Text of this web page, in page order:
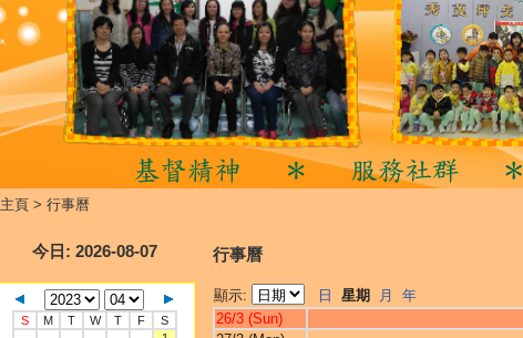
主頁> 行事曆
今日 : 2026-08-07
S M T W T F
S
行事曆
顯示: 日 星期 月 年
26/3 (Sun)